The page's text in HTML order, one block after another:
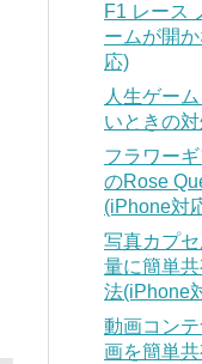
F1 レース
ームが開
応)
人生ゲー
いときの
フラワー
のRose
(iPhone対
写真カプ
量に簡単
法(iPhone
動画コン
画を簡単